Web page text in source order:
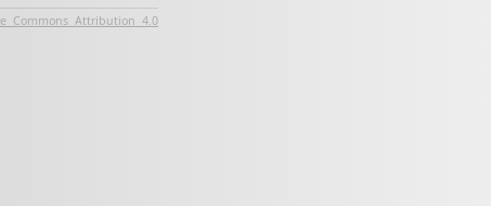
Commons Attribution 4.0